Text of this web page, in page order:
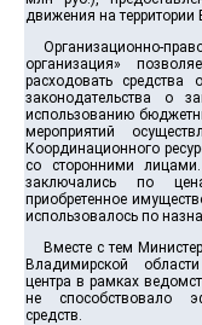
движения на
Организационно-
организация»
расходовать
законодательства о
использованию
мероприятий
Координационного
со сторонними
заключались по
приобретенное
использовалось по
Вместе с тем
Владимирской
центра в рамках
не способствовало
средств.